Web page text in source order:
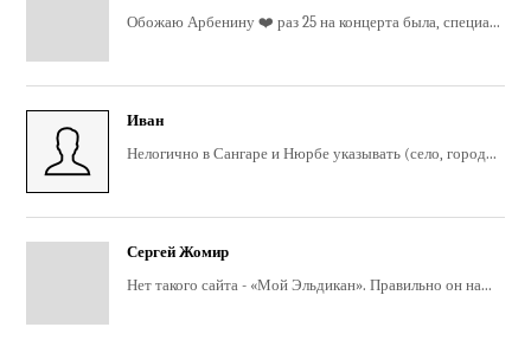
Обожаю Арбенину ❤️ раз 25 на концерта была, специа...
Иван
Нелогично в Сангаре и Нюрбе указывать (село, город...
Сергей Жомир
Нет такого сайта - «Мой Эльдикан». Правильно он на...